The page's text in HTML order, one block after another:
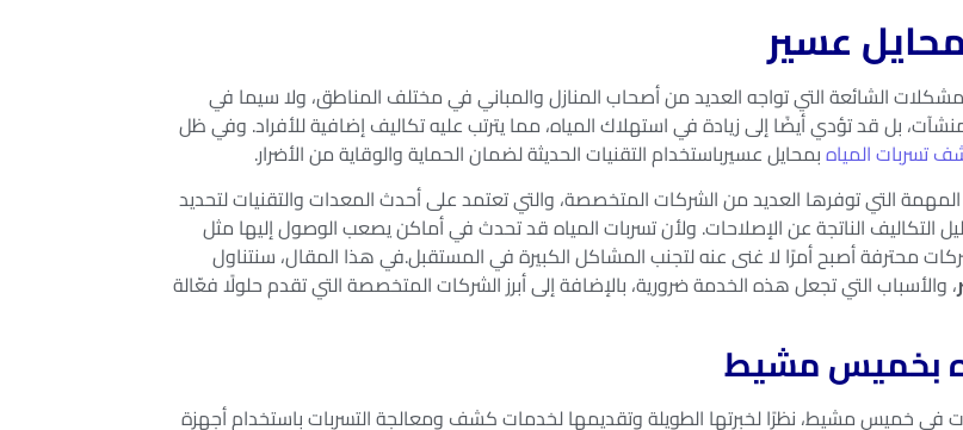
عسير
الشائعة التي تواجه العديد من أصحاب المنازل والمباني في مختلف المناطق، ولا سيما في
بل قد تؤدي أيضًا إلى زيادة في استهلاك المياه، مما يترتب عليه تكاليف إضافية للأفراد. وفي ظل
تسربات المياهبمحايل عسيرباستخدام التقنيات الحديثة لضمان الحماية والوقاية من الأضرار.
التي توفرها العديد من الشركات المتخصصة، والتي تعتمد على أحدث المعدات والتقنيات لتحديد
التكاليف الناتجة عن الإصلاحات. ولأن تسربات المياه قد تحدث في أماكن يصعب الوصول إليها مثل
محترفة أصبح أمرًا لا غنى عنه لتجنب المشاكل الكبيرة في المستقبل.في هذا المقال، سنتناول
، والأسباب التي تجعل هذه الخدمة ضرورية، بالإضافة إلى أبرز الشركات المتخصصة التي تقدم حلولًا فعّالة
بخميس مشيط
في خميس مشيط، نظرًا لخبرتها الطويلة وتقديمها لخدمات كشف ومعالجة التسربات باستخدام أجهزة